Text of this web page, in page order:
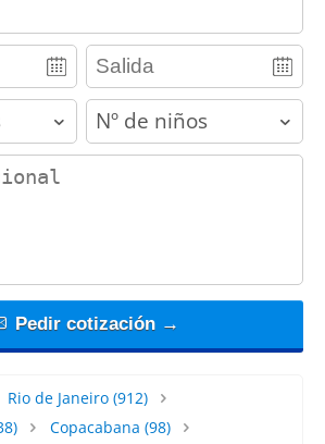
children
Pedir cotización →
Rio de Janeiro(912)
Copacabana (98)